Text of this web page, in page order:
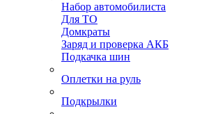
Набор автомобилиста
Для ТО
Домкраты
Заряд и проверка АКБ
Подкачка шин
Оплетки на руль
Подкрылки